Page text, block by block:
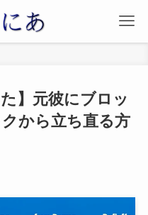
】元彼にブロッ
から立ち直る方